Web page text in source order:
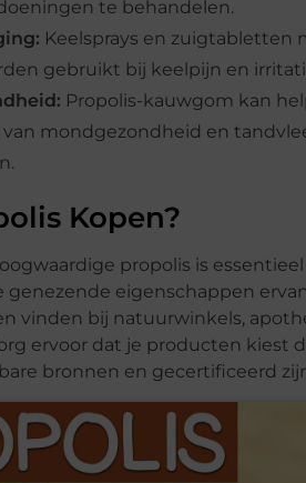
te behandelen.
Keelsprays en zuigtabletten
gebruikt bij keelpijn en
Propolis-kauwgom kan
van mondgezondheid en
Kopen?
propolis is
genezende eigenschappen
vinden bij natuurwinkels,
ervoor dat je producten kiest
bronnen en gecertificeerd